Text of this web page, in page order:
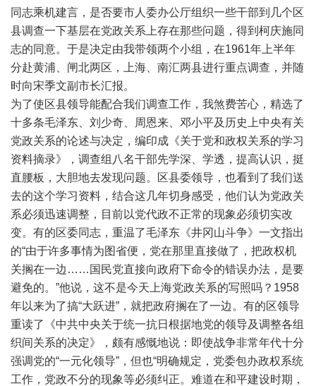
同志乘机建言，是否要市人委办公厅组织一些干部到几个区
县调查一下基层在党政关系上存在那些问题，得到柯庆施同
志的同意。于是决定由我带领两个小组，在1961年上半年
分赴黄浦、闸北两区，上海、南汇两县进行重点调查，并随
时向宋季文副市长汇报。
为了使区县领导能配合我们调查工作，我煞费苦心，精选了
十多条毛泽东、刘少奇、周恩来、邓小平及历史上中央有关
党政关系的论述与决定，编印成《关于党和政权关系的学习
资料摘录》，调查组八名干部先学深、学透，提高认识，挺
直腰板，大胆地去发现问题。区县委领导，也看到了我们送
去的这个学习资料，结合这几年切身感受，他们认为党政关
系必须迅速调整，目前以党代政不正常的现象必须切实改
变。有的区委同志，重温了毛泽东《井冈山斗争》一文指出
的“由于许多事情为图省便，党在那里直接做了，把政权机
关搁在一边……国民党直接向政府下命令的错误办法，是要
避免的。”他说，这不是今天上海党政关系的写照吗？1958
年以来为了搞“大跃进”，就把政府搁在了一边。有的区领导
重读了《中共中央关于统一抗日根据地党的领导及调整各组
织间关系的决定》，颇有感慨地说：即使战争非常年代十分
强调党的“一元化领导”，但也“明确规定，党委包办政权系统
工作，党政不分的现象等必须纠正。难道在和平建设时期，